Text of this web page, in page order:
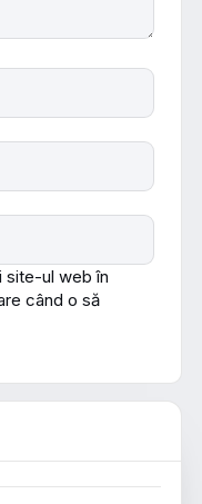
site-ul web în
când o să